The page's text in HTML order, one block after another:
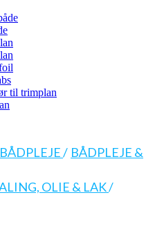
til trimplan
/ BÅDPLEJE &
OLIE & LAK/